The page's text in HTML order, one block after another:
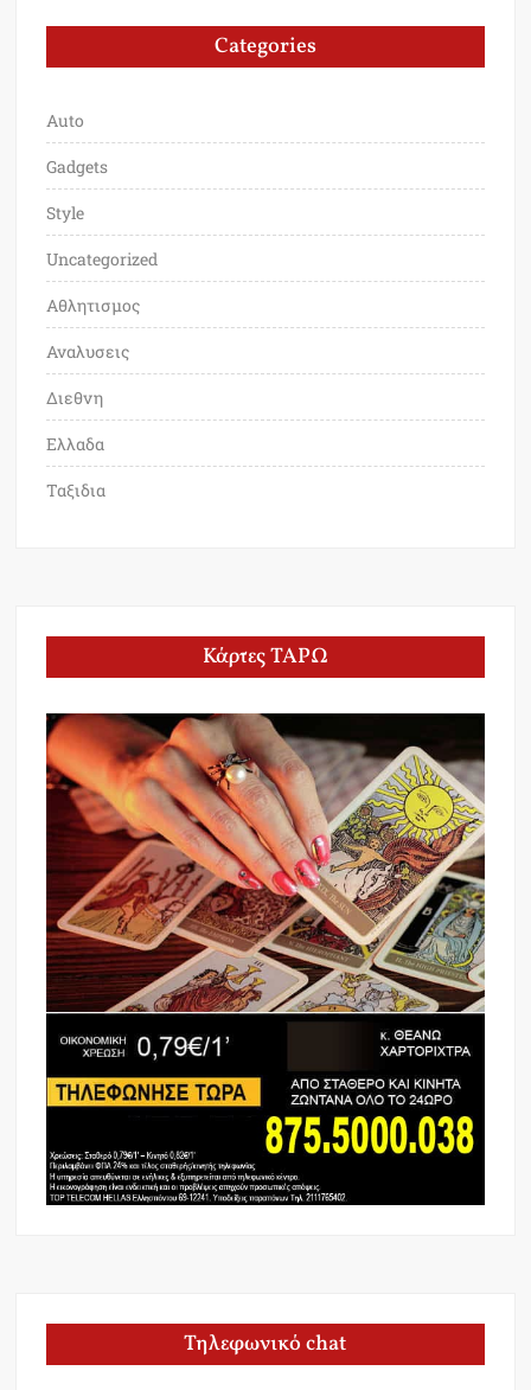
Categories
Auto
Gadgets
Style
Uncategorized
Αθλητισμος
Αναλυσεις
Διεθνη
Ελλαδα
Ταξιδια
Κάρτες ΤΑΡΩ
Τηλεφωνικό chat